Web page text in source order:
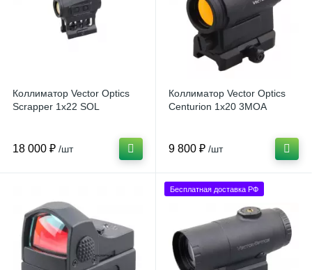
Коллиматор Vector Optics
Scrapper 1x22 SOL
18 000 ₽ /шт
Коллиматор Vector Optics
Centurion 1x20 3MOA
9 800 ₽ /шт
Бесплатная доставка РФ